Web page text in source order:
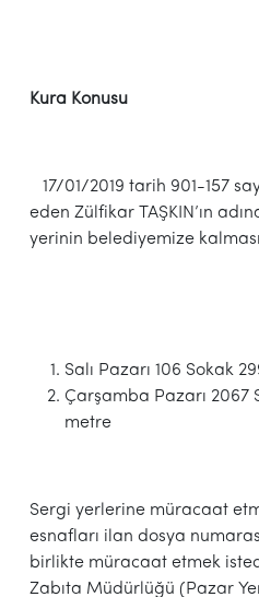
Kura
17/01/2019 tarih 901-157
eden Zülfikar TAŞKIN’ın
yerinin belediyemize
Salı Pazarı 106 Sokak
Çarşamba Pazarı 2067
metre
Sergi yerlerine müracaat
esnafları ilan dosya
birlikte müracaat etmek
Zabıta Müdürlüğü (Pazar